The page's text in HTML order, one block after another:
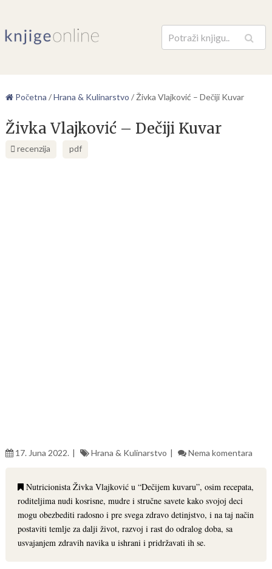
Pretraga
Početna /Hrana & Kulinarstvo / Živka Vlajković – Dečiji Kuvar
Živka Vlajković – Dečiji Kuvar
recenzija pdf
17. Juna 2022. Hrana & Kulinarstvo Nema komentara
Nutricionista Živka Vlajković u “Dečijem kuvaru”, osim recepata,
roditeljima nudi kosrisne, mudre i stručne savete kako svojoj deci
mogu obezbediti radosno i pre svega zdravo detinjstvo, i na taj način
postaviti temlje za dalji život, razvoj i rast do odralog doba, sa
usvajanjem zdravih navika u ishrani i pridržavati ih se.